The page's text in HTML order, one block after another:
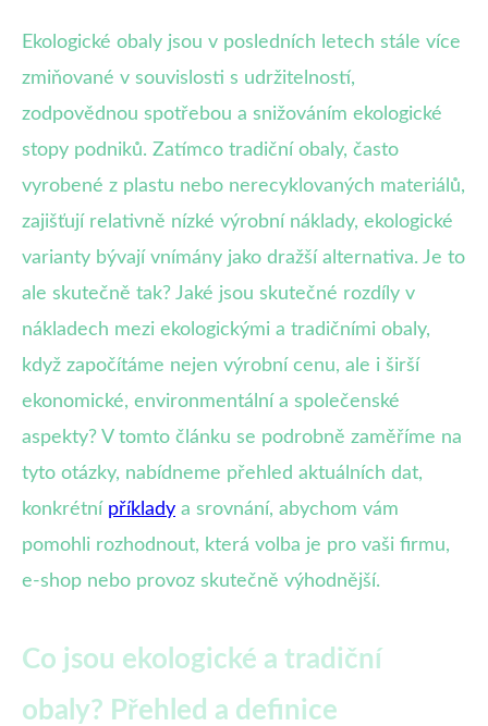
Ekologické obaly jsou v posledních letech stále více
zmiňované v souvislosti s udržitelností,
zodpovědnou spotřebou a snižováním ekologické
stopy podniků. Zatímco tradiční obaly, často
vyrobené z plastu nebo nerecyklovaných materiálů,
zajišťují relativně nízké výrobní náklady, ekologické
varianty bývají vnímány jako dražší alternativa. Je to
ale skutečně tak? Jaké jsou skutečné rozdíly v
nákladech mezi ekologickými a tradičními obaly,
když započítáme nejen výrobní cenu, ale i širší
ekonomické, environmentální a společenské
aspekty? V tomto článku se podrobně zaměříme na
tyto otázky, nabídneme přehled aktuálních dat,
konkrétní příklady a srovnání, abychom vám
pomohli rozhodnout, která volba je pro vaši firmu,
e-shop nebo provoz skutečně výhodnější.
Co jsou ekologické a tradiční
obaly? Přehled a definice